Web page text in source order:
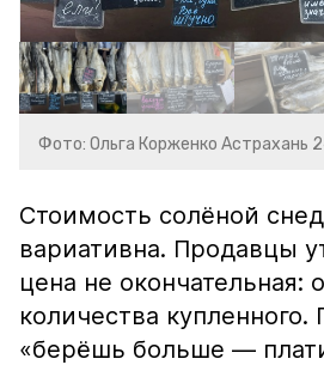
Фото: Ольга Корженко Астрахань
Стоимость солёной
вариативна. Продавцы
цена не окончательная:
количества купленного.
«берёшь больше —